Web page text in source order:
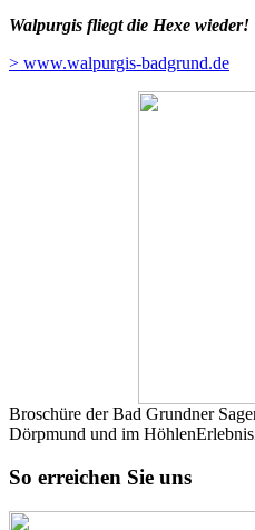
Walpurgis fliegt die Hexe wieder!
> www.walpurgis-badgrund.de
Broschüre der Bad Grundner
Dörpmund und im
So erreichen Sie uns